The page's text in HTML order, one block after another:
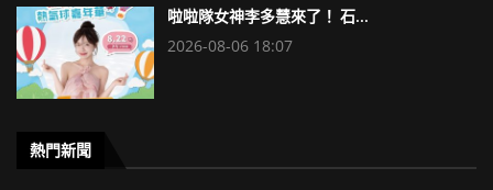
啦啦隊女神李多慧來了！ 石...
2026-08-06 18:07
熱門新聞